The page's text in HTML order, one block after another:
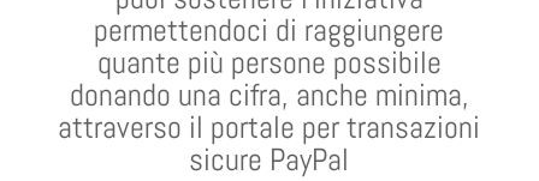
permettendoci di raggiungere
quante più persone possibile
donando una cifra, anche minima,
attraverso il portale per transazioni
sicure PayPal